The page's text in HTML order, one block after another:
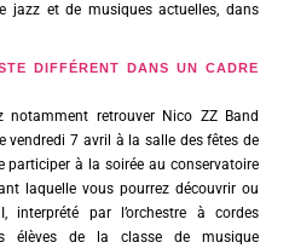
jazz et de musiques actuelles, dans
DIFFÉRENT DANS UN CADRE
notamment retrouver Nico ZZ Band
vendredi 7 avril à la salle des fêtes de
participer à la soirée au conservatoire
laquelle vous pourrez découvrir ou
interprété par l’orchestre à cordes
élèves de la classe de musique